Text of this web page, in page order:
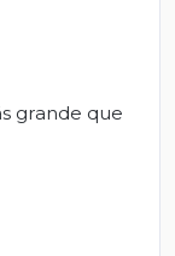
grande que